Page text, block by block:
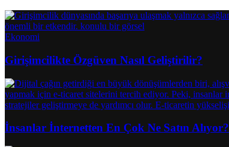
Ekonomi
Girişimcilikte Özgüven Nasıl Geliştirilir?
İnsanlar İnternetten En Çok Ne Satın Alıyor?